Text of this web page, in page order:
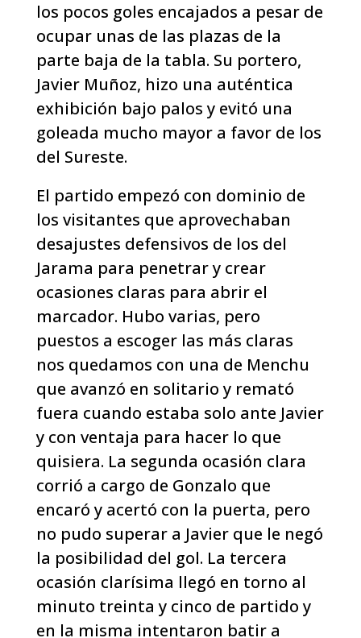
los pocos goles encajados a pesar de
ocupar unas de las plazas de la
parte baja de la tabla. Su portero,
Javier Muñoz, hizo una auténtica
exhibición bajo palos y evitó una
goleada mucho mayor a favor de los
del Sureste.
El partido empezó con dominio de
los visitantes que aprovechaban
desajustes defensivos de los del
Jarama para penetrar y crear
ocasiones claras para abrir el
marcador. Hubo varias, pero
puestos a escoger las más claras
nos quedamos con una de Menchu
que avanzó en solitario y remató
fuera cuando estaba solo ante Javier
y con ventaja para hacer lo que
quisiera. La segunda ocasión clara
corrió a cargo de Gonzalo que
encaró y acertó con la puerta, pero
no pudo superar a Javier que le negó
la posibilidad del gol. La tercera
ocasión clarísima llegó en torno al
minuto treinta y cinco de partido y
en la misma intentaron batir a